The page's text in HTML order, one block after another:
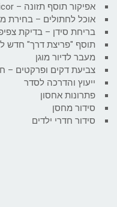
אפיקור תוסף תזונה – Epicor
אוכל לחתולים – בחירת
בריחת סידן – בדיקת
תוסף "פריצת דרך" חדש
מעבר לדיור מוגן
צביעת דקים ופרקטים –
ייעוץ והדרכה לסדר
פתרונות אחסון
סידור מחסן
סידור חדרי ילדים